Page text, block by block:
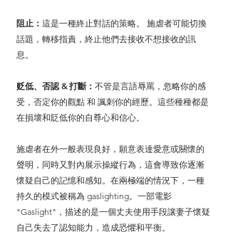
阻止： 這是一種終止對話的策略。 施虐者可能切換
話題，轉移指責，終止他們去接收不想接收的訊
息。
贬低、否認 & 打斷： 不管是言語辱罵，忽略你的感
受，否定你的觀點 和 諷刺你的經歷。這些種種都是
在損壞和貶低你的自尊心和信心。
施虐者在外一般表現良好，願意表達愛意或關懷的
聲明，同時又對內展示操縱行為，這會導致你逐漸
懷疑自己的記憶和感知。在兩極端的情況下，一種
持久的模式被稱為 gaslighting。一部電影
"Gaslight"，描述的是一個丈夫使用手段讓妻子懷疑
自己失去了認知能力，造成恐懼和平衡。